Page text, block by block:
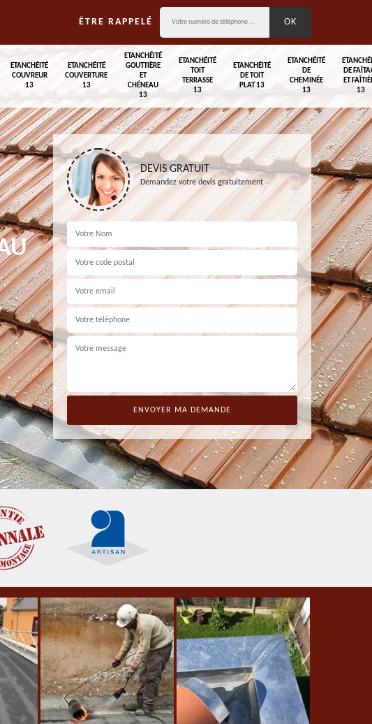
ÊTRE RAPPELÉ
ETANCHÉITÉ
COUVREUR
13
ETANCHÉITÉ
COUVERTURE
13
ETANCHÉITÉ
GOUTTIÈRE
ET
CHÉNEAU
13
ETANCHÉITÉ
TOIT
TERRASSE
13
ETANCHÉITÉ
DE TOIT
PLAT 13
ETANCHÉITÉ
DE
CHEMINÉE
13
DE
ET
13
DEVIS GRATUIT
Demandez votre devis gratuitement